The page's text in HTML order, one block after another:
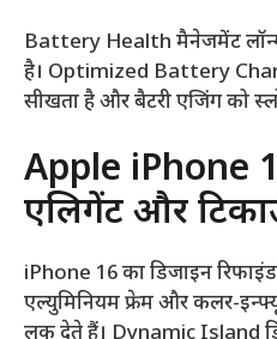
Battery Health मैनेजमेंट
है। Optimized Battery
सीखता है और बैटरी एजिंग को
Apple iPhone
एलिगेंट और
iPhone 16 का डिजाइन
एल्युमिनियम फ्रेम और कलर-